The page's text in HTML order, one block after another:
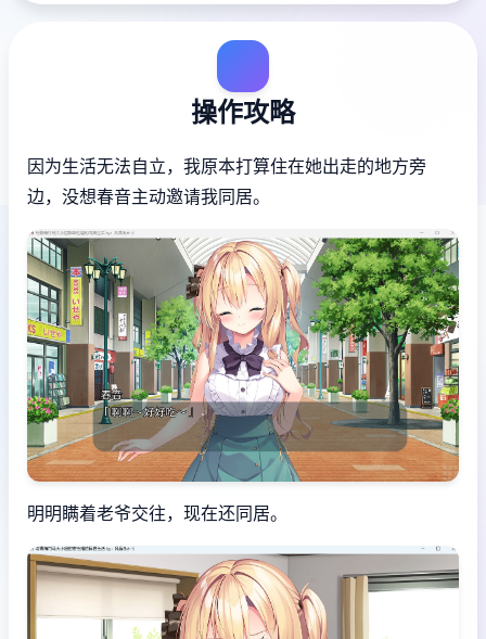
操作攻略
因为生活无法自立，我原本打算住在她出走的地方旁
边，没想春音主动邀请我同居。
明明瞒着老爷交往，现在还同居。